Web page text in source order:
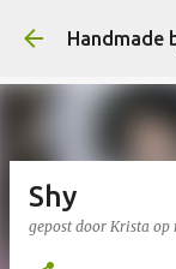
Handmade
Shy
gepost door Krista op